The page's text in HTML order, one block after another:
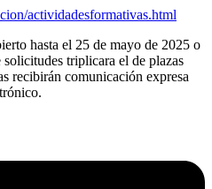
actividadesformativas.html
hasta el 25 de mayo de 2025 o
triplicara el de plazas
recibirán comunicación expresa